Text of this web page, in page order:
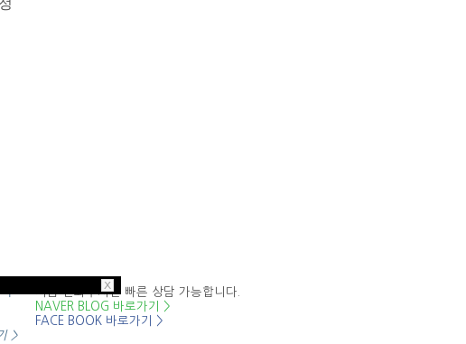
>
02.3394.7934
지금 전화주시면 빠른 상담 가능합니다.
NAVER BLOG 바로가기 >
FACE BOOK 바로가기 >